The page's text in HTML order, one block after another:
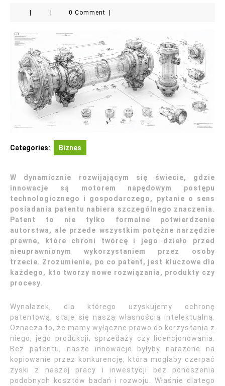
0 Comment
Categories: Biznes
W dynamicznie rozwijającym się świecie, gdzie
innowacje są motorem napędowym postępu
technologicznego i gospodarczego, pytanie o sens
posiadania patentu nabiera szczególnego znaczenia.
Patent to nie tylko formalne potwierdzenie
autorstwa, ale przede wszystkim potężne narzędzie
prawne, które chroni twórcę i jego dzieło przed
nieuprawnionym wykorzystaniem przez osoby
trzecie. Zrozumienie, po co patent, jest kluczowe dla
każdego, kto tworzy nowe rozwiązania, produkty czy
procesy.
Wynalazek, dla którego uzyskujemy ochronę
patentową, staje się naszą własnością intelektualną.
Oznacza to, że mamy wyłączne prawo do korzystania z
niego, jego produkcji, sprzedaży czy licencjonowania.
Bez patentu, nasze innowacje byłyby narażone na
kopiowanie przez konkurencję, która mogłaby czerpać
zyski z naszej pracy i inwestycji bez ponoszenia
podobnych kosztów badań i rozwoju. Właśnie dlatego